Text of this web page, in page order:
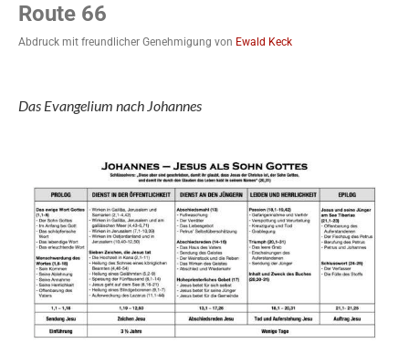
Route 66
Abdruck mit freundlicher Genehmigung von Ewald Keck
Das Evangelium nach Johannes